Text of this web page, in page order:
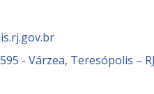
- Várzea, Teresópolis – RJ